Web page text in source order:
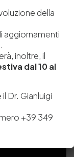
Ricerche del
(NA) – Tel. +39
della
aggiornamenti
inoltre, il
dal 10 al
Dr. Gianluigi
+39 349